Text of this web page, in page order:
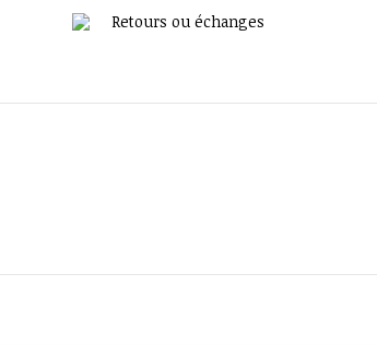
Retours ou échanges